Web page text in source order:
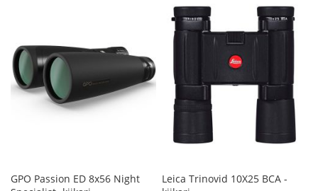
GPO Passion ED 8x56 Night
Leica Trinovid 10X25 BCA -